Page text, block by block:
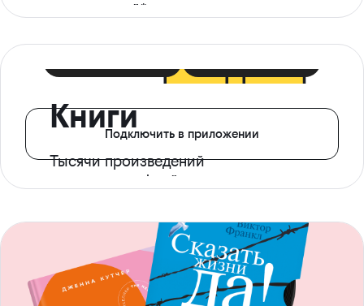
ограничений*
Книги
Тысячи произведений
с доступом офлайн
Подключить в приложении